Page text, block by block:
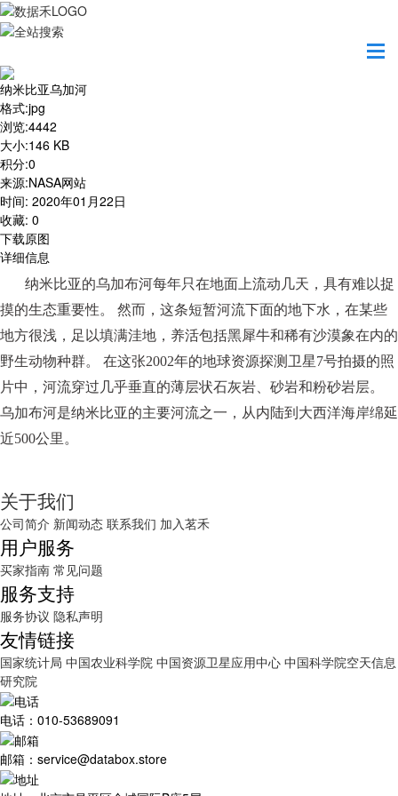
纳米比亚乌加河
格式:jpg
浏览:4442
大小:146 KB
积分:0
来源:NASA网站
时间: 2020年01月22日
收藏: 0
下载原图
详细信息
纳米比亚的乌加布河每年只在地面上流动几天，具有难以捉
摸的生态重要性。
然而，这条短暂河流下面的地下水，在某些
地方很浅，足以填满洼地，养活包括黑犀牛和稀有沙漠象在内的
野生动物种群。
在这张2002年的地球资源探测卫星7号拍摄的照
片中，河流穿过几乎垂直的薄层状石灰岩、砂岩和粉砂岩层。
乌加布河是纳米比亚的主要河流之一，从内陆到大西洋海岸绵延
近500公里。
关于我们
公司简介 新闻动态 联系我们 加入茗禾
用户服务
买家指南 常见问题
服务支持
服务协议 隐私声明
友情链接
国家统计局 中国农业科学院 中国资源卫星应用中心 中国科学院空天信息
研究院
电话：010-53689091
邮箱：service@databox.store